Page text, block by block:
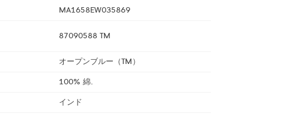
MA1658EW035869
87090588 TM
オープンブルー（TM）
100% 綿.
インド